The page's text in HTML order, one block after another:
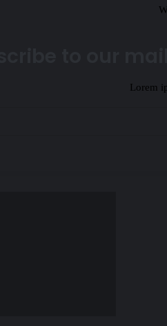
Lorem